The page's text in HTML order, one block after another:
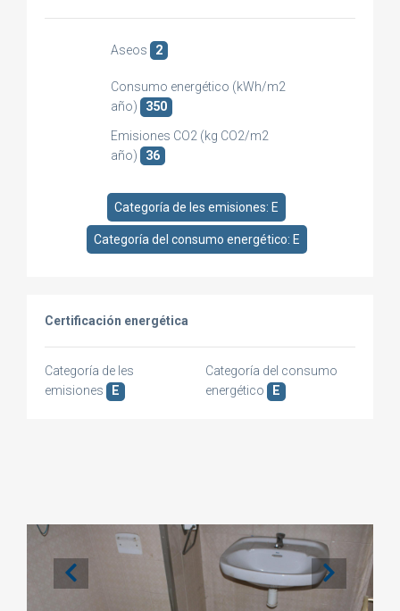
Aseos 2
Consumo energético (kWh/m2
año)
350
Emisiones CO2 (kg CO2/m2
año)
36
Categoría de les emisiones: E
Categoría del consumo energético: E
Certificación energética
Categoría de les
emisiones
E
Categoría del consumo
energético
E